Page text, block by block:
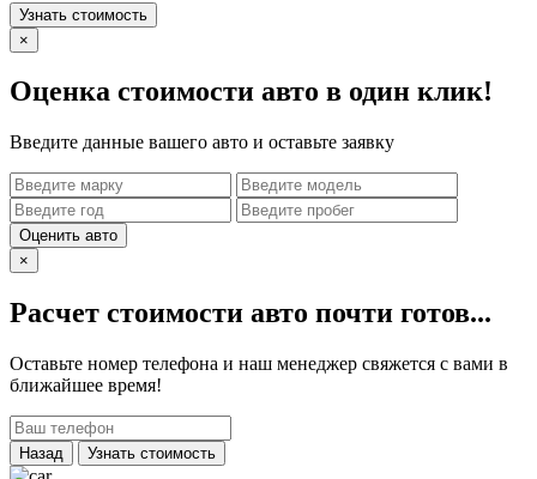
Узнать стоимость
×
Оценка стоимости авто в один клик!
Введите данные вашего авто и оставьте заявку
Оценить авто
×
Расчет стоимости авто почти готов...
Оставьте номер телефона и наш менеджер свяжется с вами в
ближайшее время!
Назад Узнать стоимость